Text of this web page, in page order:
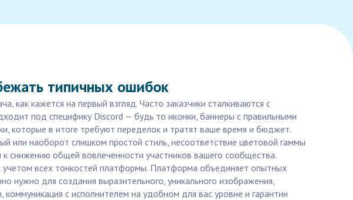
типичных ошибок
как кажется на первый взгляд. Часто заказчики сталкиваются с
под специфику Discord — будь то иконки, баннеры с правильными
которые в итоге требуют переделок и тратят ваше время и бюджет.
или наоборот слишком простой стиль, несоответствие цветовой гаммы
снижению общей вовлеченности участников вашего сообщества.
всех тонкостей платформы. Платформа объединяет опытных
нужно для создания выразительного, уникального изображения,
с исполнителем на удобном для вас уровне и гарантии